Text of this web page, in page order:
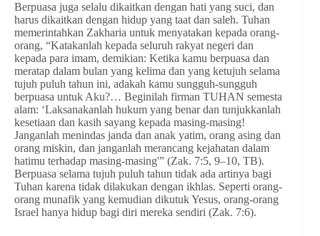
Berpuasa juga selalu dikaitkan dengan hati yang suci, dan
harus dikaitkan dengan hidup yang taat dan saleh. Tuhan
memerintahkan Zakharia untuk menyatakan kepada orang-
orang, “Katakanlah kepada seluruh rakyat negeri dan
kepada para imam, demikian: Ketika kamu berpuasa dan
meratap dalam bulan yang kelima dan yang ketujuh selama
tujuh puluh tahun ini, adakah kamu sungguh-sungguh
berpuasa untuk Aku?… Beginilah firman TUHAN semesta
alam: ‘Laksanakanlah hukum yang benar dan tunjukkanlah
kesetiaan dan kasih sayang kepada masing-masing!
Janganlah menindas janda dan anak yatim, orang asing dan
orang miskin, dan janganlah merancang kejahatan dalam
hatimu terhadap masing-masing'” (Zak. 7:5, 9–10, TB).
Berpuasa selama tujuh puluh tahun tidak ada artinya bagi
Tuhan karena tidak dilakukan dengan ikhlas. Seperti orang-
orang munafik yang kemudian dikutuk Yesus, orang-orang
Israel hanya hidup bagi diri mereka sendiri (Zak. 7:6).